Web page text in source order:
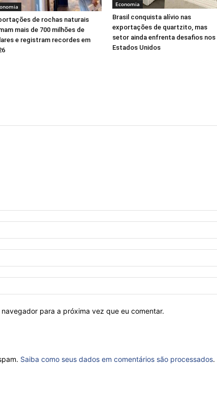
de rochas naturais
mais de 700 milhões de
e registram recordes em
Economia
Brasil conquista alívio nas
exportações de quartzito, mas
setor ainda enfrenta desafios nos
Estados Unidos
para a próxima vez que eu comentar.
Saiba como seus dados em comentários são processados.